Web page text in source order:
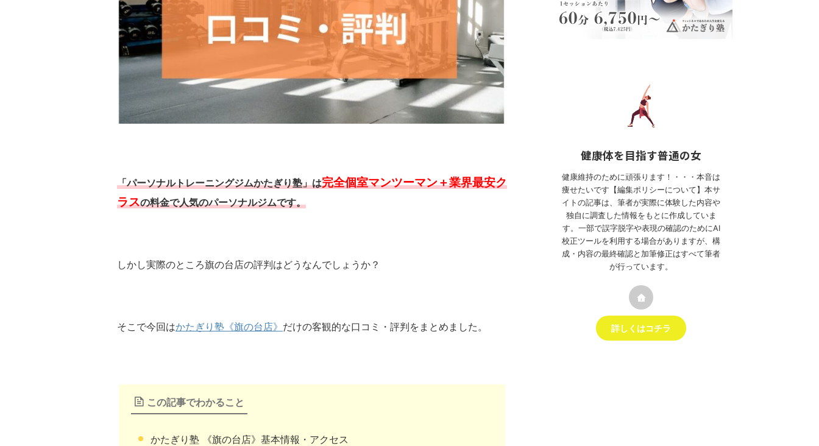
「パーソナルトレーニングジムかたぎり塾」は完全個室マンツーマン＋業界最安ク
ラスの料金で人気のパーソナルジムです。
しかし実際のところ旗の台店の評判はどうなんでしょうか？
そこで今回はかたぎり塾《旗の台店》 だけの客観的な口コミ・評判をまとめました。
この記事でわかること
かたぎり塾 《旗の台店》基本情報・アクセス
健康体を目指す普通の女
健康維持のために頑張ります！・・・本音は
痩せたいです【編集ポリシーについて】本サ
イトの記事は、筆者が実際に体験した内容や
独自に調査した情報をもとに作成していま
す。一部で誤字脱字や表現の確認のためにAI
校正ツールを利用する場合がありますが、構
成・内容の最終確認と加筆修正はすべて筆者
が行っています。
詳しくはコチラ